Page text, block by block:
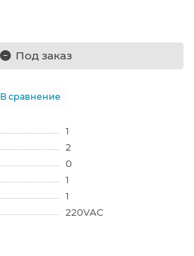
Под заказ
В сравнение
1
2
0
1
1
220VAC